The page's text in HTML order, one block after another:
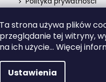
Ta strona używa plików
przeglądanie tej witryny,
na ich użycie... Więcej
Ustawienia
prawa zastrzeżone.